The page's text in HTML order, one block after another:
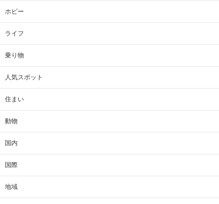
ホビー
ライフ
乗り物
人気スポット
住まい
動物
国内
国際
地域